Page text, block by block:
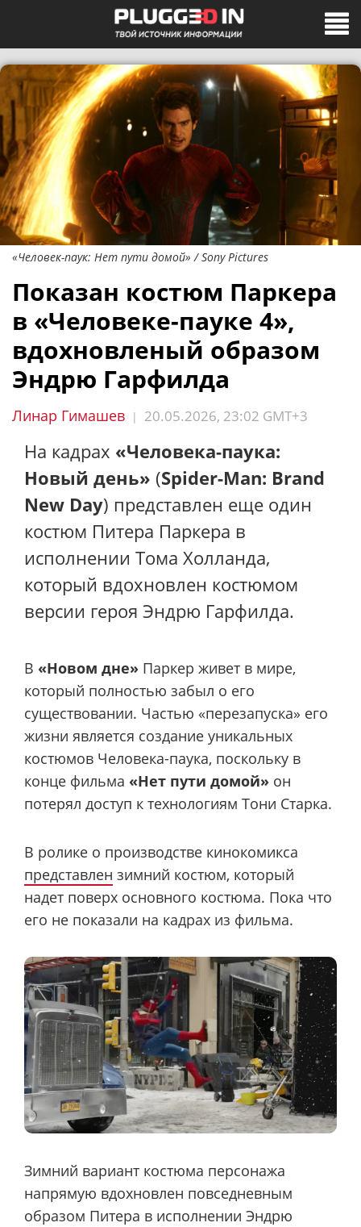
«Человек-паук: Нет пути домой» / Sony Pictures
Показан костюм Паркера
в «Человеке-пауке 4»,
вдохновленый образом
Эндрю Гарфилда
Линар Гимашев | 20.05.2026, 23:02 GMT+3
На кадрах «Человека-паука:
Новый день» (Spider-Man: Brand
New Day) представлен еще один
костюм Питера Паркера в
исполнении Тома Холланда,
который вдохновлен костюмом
версии героя Эндрю Гарфилда.
В «Новом дне» Паркер живет в мире,
который полностью забыл о его
существовании. Частью «перезапуска» его
жизни является создание уникальных
костюмов Человека-паука, поскольку в
конце фильма «Нет пути домой» он
потерял доступ к технологиям Тони Старка.
В ролике о производстве кинокомикса
представлен зимний костюм, который
надет поверх основного костюма. Пока что
его не показали на кадрах из фильма.
Зимний вариант костюма персонажа
напрямую вдохновлен повседневным
образом Питера в исполнении Эндрю